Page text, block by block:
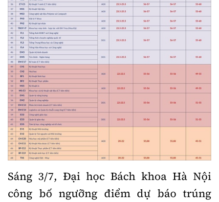
Thông tin tòa
soạn
Sáng 3/7, Đại học Bách khoa Hà Nội
công bố ngưỡng điểm dự báo trúng